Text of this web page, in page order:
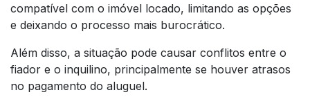
compatível com o imóvel locado, limitando as opções
e deixando o processo mais burocrático.
Além disso, a situação pode causar conflitos entre o
fiador e o inquilino, principalmente se houver atrasos
no pagamento do aluguel.